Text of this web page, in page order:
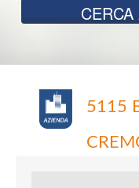
CERCA
5115